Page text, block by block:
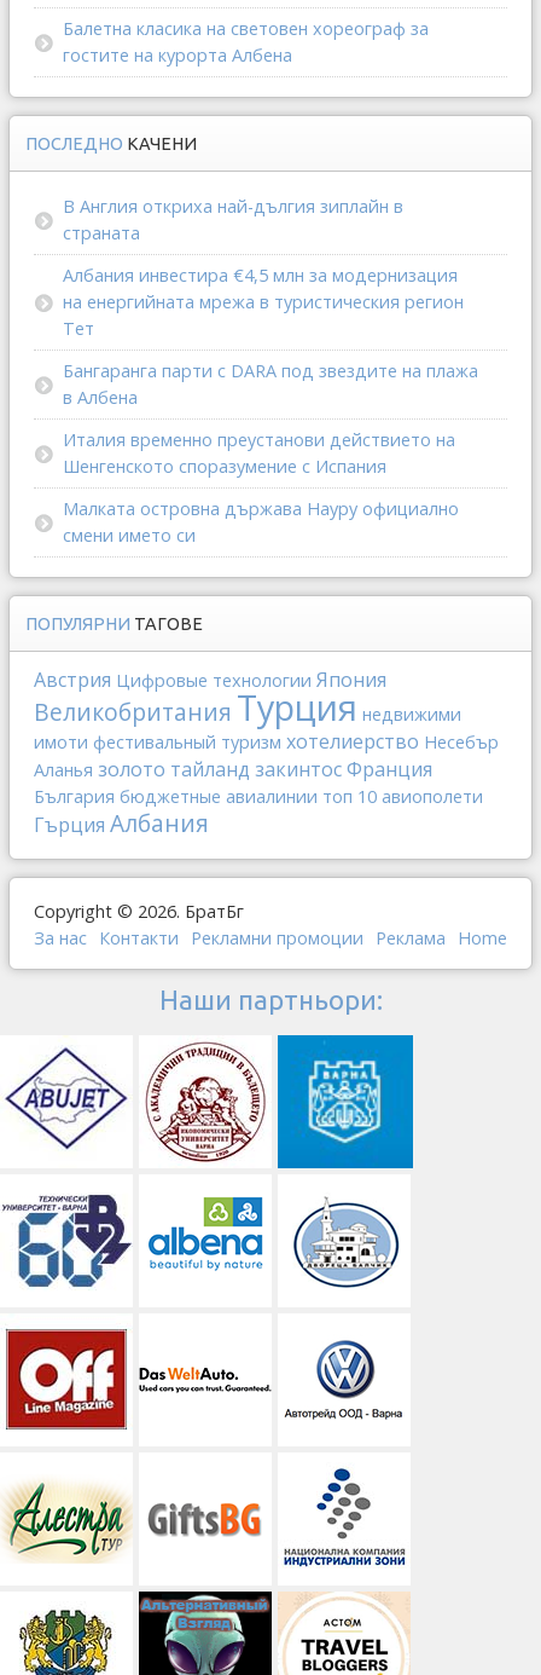
Балетна класика на световен хореограф за
гостите на курорта Албена
ПОСЛЕДНО КАЧЕНИ
В Англия откриха най-дългия зиплайн в
страната
Албания инвестира €4,5 млн за модернизация
на енергийната мрежа в туристическия регион
Тет
Бангаранга парти с DARA под звездите на плажа
в Албена
Италия временно преустанови действието на
Шенгенското споразумение с Испания
Малката островна държава Науру официално
смени името си
ПОПУЛЯРНИ ТАГОВЕ
Австрия Цифровые технологии Япония
Великобритания Турция недвижими
имоти фестивальный туризм хотелиерство Несебър
Аланья золото тайланд закинтосФранция
България бюджетные авиалинии топ 10 авиополети
Гърция Албания
Copyright © 2026. БратБг
За нас Контакти Рекламни промоции Реклама Home
Наши партньори: